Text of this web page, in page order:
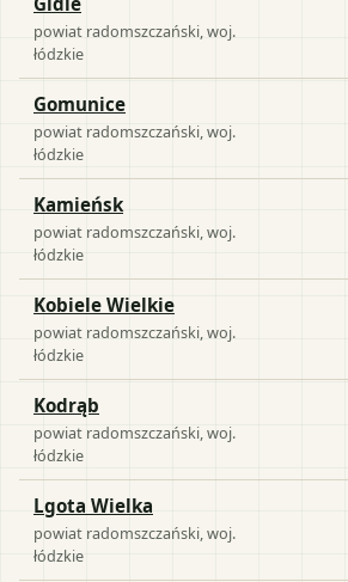
powiat radomszczański , woj.
łódzkie
Gomunice
powiat radomszczański , woj.
łódzkie
Kamieńsk
powiat radomszczański , woj.
łódzkie
Kobiele Wielkie
powiat radomszczański , woj.
łódzkie
Kodrąb
powiat radomszczański , woj.
łódzkie
Lgota Wielka
powiat radomszczański , woj.
łódzkie